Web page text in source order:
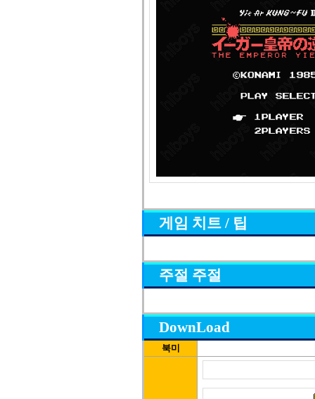
게임 치트 / 팁
주절 주절
DownLoad
북미